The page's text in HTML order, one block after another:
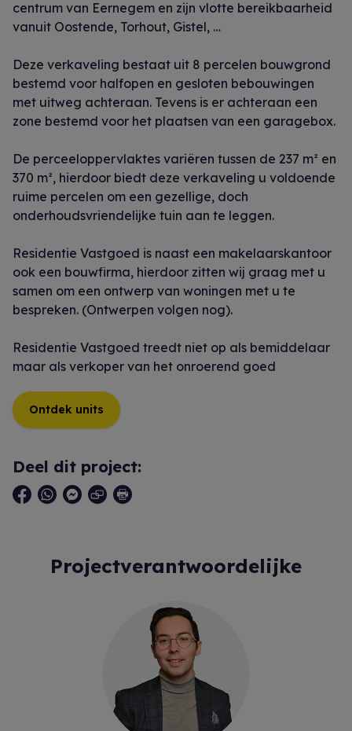
centrum van Eernegem en zijn vlotte bereikbaarheid
vanuit Oostende, Torhout, Gistel, …
Deze verkaveling bestaat uit 8 percelen bouwgrond
bestemd voor halfopen en gesloten bebouwingen
met uitweg achteraan. Tevens is er achteraan een
zone bestemd voor het plaatsen van een garagebox.
De perceeloppervlaktes variëren tussen de 237 m² en
370 m², hierdoor biedt deze verkaveling u voldoende
ruime percelen om een gezellige, doch
onderhoudsvriendelijke tuin aan te leggen.
Residentie Vastgoed is naast een makelaarskantoor
ook een bouwfirma, hierdoor zitten wij graag met u
samen om een ontwerp van woningen met u te
bespreken. (Ontwerpen volgen nog).
Residentie Vastgoed treedt niet op als bemiddelaar
maar als verkoper van het onroerend goed
Ontdek units
Deel dit project:
Projectverantwoordelijke